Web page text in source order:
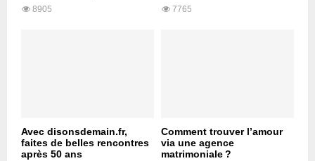
8905 7765
Avec disonsdemain.fr,
faites de belles rencontres
après 50 ans
Comment trouver l’amour
via une agence
matrimoniale ?